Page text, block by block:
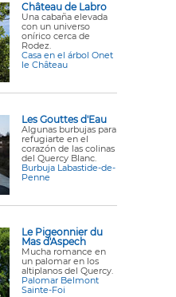
Château de Labro
Una cabaña elevada
con un universo
onírico cerca de
Rodez.
Casa en el árbol Onet
le Château
Les Gouttes d'Eau
Algunas burbujas para
refugiarte en el
corazón de las colinas
del Quercy Blanc.
Burbuja Labastide-de-
Penne
Le Pigeonnier du
Mas d'Aspech
Mucha romance en
un palomar en los
altiplanos del Quercy.
Palomar Belmont
Sainte-Foi